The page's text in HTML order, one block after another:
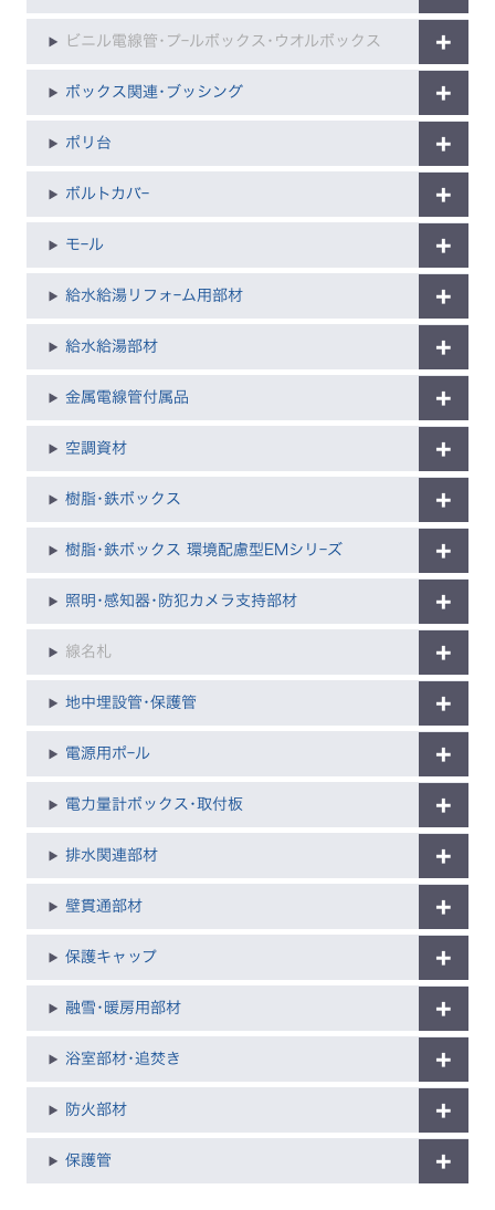
ビニル電線管･プｰルボックス･ウオルボックス
ボックス関連･ブッシング
ポリ台
ボルトカバｰ
モｰル
給水給湯リフォｰム用部材
給水給湯部材
金属電線管付属品
空調資材
樹脂･鉄ボックス
樹脂･鉄ボックス 環境配慮型EMシリｰズ
照明･感知器･防犯カメラ支持部材
線名札
地中埋設管･保護管
電源用ポｰル
電力量計ボックス･取付板
排水関連部材
壁貫通部材
保護キャップ
融雪･暖房用部材
浴室部材･追焚き
防火部材
保護管